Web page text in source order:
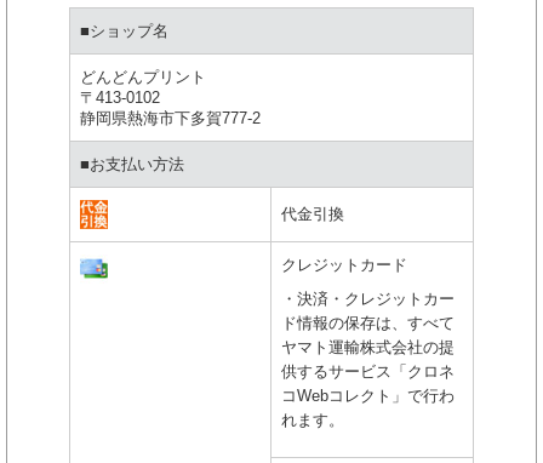
■ショップ名
どんどんプリント
〒413-0102
静岡県熱海市下多賀777-2
■お支払い方法
代金引換
クレジットカード
・決済・クレジットカー
ド情報の保存は、すべて
ヤマト運輸株式会社の提
供するサービス「クロネ
コWebコレクト」で行わ
れます。